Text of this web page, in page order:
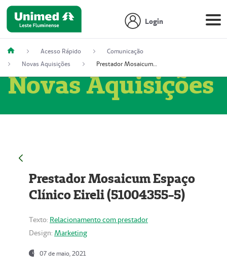
Login
Acesso Rápido
Comunicação
Novas Aquisições
Prestador Mosaicum Espaço Clínico Eireli (51004355-5)
Novas Aquisições
Prestador Mosaicum Espaço
Clínico Eireli (51004355-5)
Texto: Relacionamento com prestador
Design: Marketing
07 de maio, 2021